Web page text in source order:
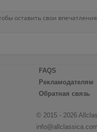
FAQS
Рекламодателям
Обратная связь
© 2015 - 2026
info@allclassica.com